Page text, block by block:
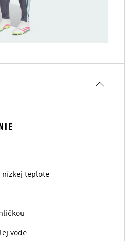
teplote
vode